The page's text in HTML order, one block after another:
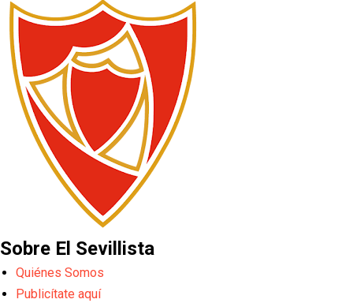
Sobre El Sevillista
Quiénes Somos
Publicítate aquí